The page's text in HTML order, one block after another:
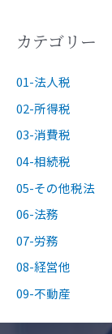
カテゴリー
01-法人税
02-所得税
03-消費税
04-相続税
05-その他税法
06-法務
07-労務
08-経営他
09-不動産